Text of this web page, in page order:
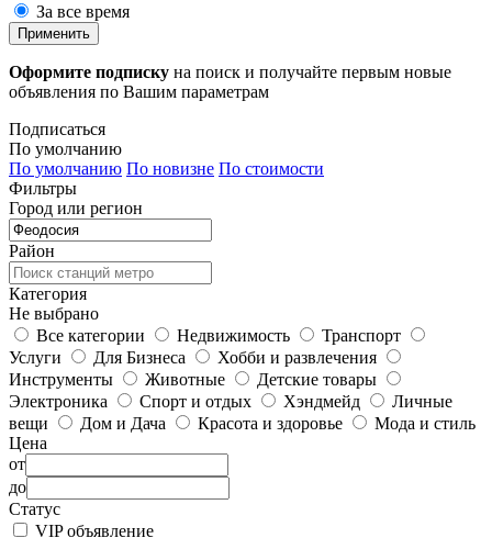
За все время
Применить
Оформите подписку на поиск и получайте первым новые
объявления по Вашим параметрам
Подписаться
По умолчанию
По умолчанию По новизне По стоимости
Фильтры
Город или регион
Район
Категория
Не выбрано
Все категории
Недвижимость
Транспорт
Услуги
Для Бизнеса
Хобби и развлечения
Инструменты
Животные
Детские товары
Электроника
Спорт и отдых Хэндмейд
Личные
вещи
Дом и Дача Красота и здоровье
Мода и стиль
Цена
от
до
Статус
VIP объявление